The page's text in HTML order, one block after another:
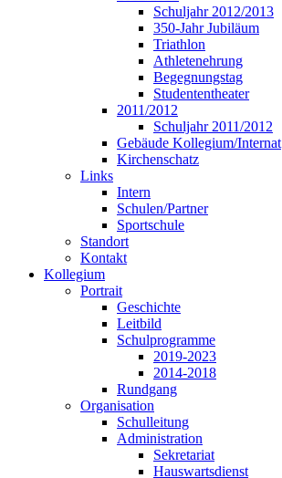
Schuljahr 2012/2013
350-Jahr Jubiläum
Triathlon
Athletenehrung
Begegnungstag
Studententheater
2011/2012
Schuljahr 2011/2012
Gebäude Kollegium/Internat
Kirchenschatz
Links
Intern
Schulen/Partner
Sportschule
Standort
Kontakt
Kollegium
Portrait
Geschichte
Leitbild
Schulprogramme
2019-2023
2014-2018
Rundgang
Organisation
Schulleitung
Administration
Sekretariat
Hauswartsdienst